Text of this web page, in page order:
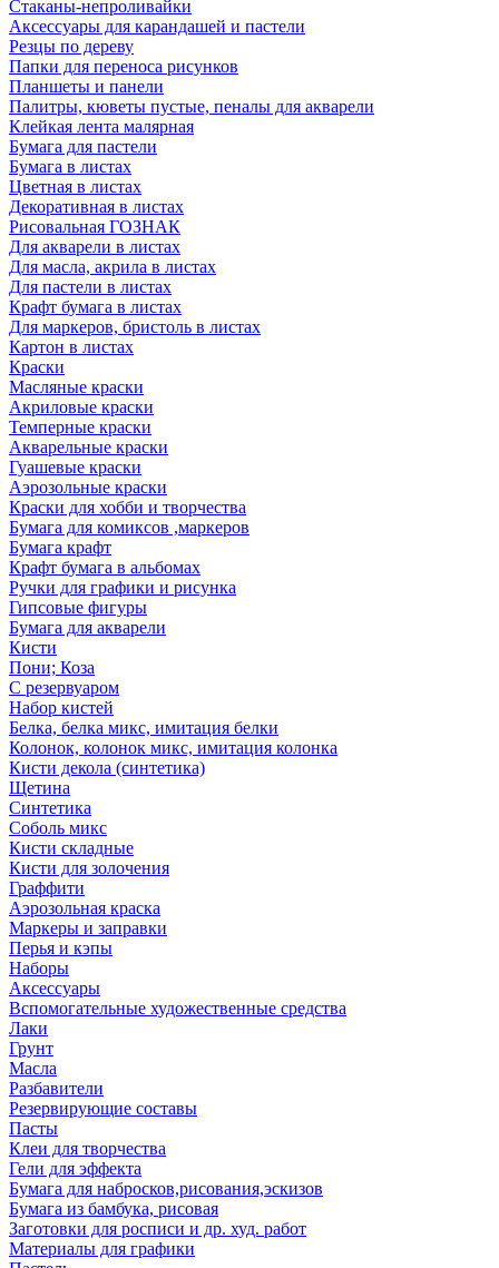
Стаканы-непроливайки
Аксессуары для карандашей и пастели
Резцы по дереву
Папки для переноса рисунков
Планшеты и панели
Палитры, кюветы пустые, пеналы для акварели
Клейкая лента малярная
Бумага для пастели
Бумага в листах
Цветная в листах
Декоративная в листах
Рисовальная ГОЗНАК
Для акварели в листах
Для масла, акрила в листах
Для пастели в листах
Крафт бумага в листах
Для маркеров, бристоль в листах
Картон в листах
Краски
Масляные краски
Акриловые краски
Темперные краски
Акварельные краски
Гуашевые краски
Аэрозольные краски
Краски для хобби и творчества
Бумага для комиксов ,маркеров
Бумага крафт
Крафт бумага в альбомах
Ручки для графики и рисунка
Гипсовые фигуры
Бумага для акварели
Кисти
Пони; Коза
С резервуаром
Набор кистей
Белка, белка микс, имитация белки
Колонок, колонок микс, имитация колонка
Кисти декола (синтетика)
Щетина
Синтетика
Соболь микс
Кисти складные
Кисти для золочения
Граффити
Аэрозольная краска
Маркеры и заправки
Перья и кэпы
Наборы
Аксессуары
Вспомогательные художественные средства
Лаки
Грунт
Масла
Разбавители
Резервирующие составы
Пасты
Клеи для творчества
Гели для эффекта
Бумага для набросков,рисования,эскизов
Бумага из бамбука, рисовая
Заготовки для росписи и др. худ. работ
Материалы для графики